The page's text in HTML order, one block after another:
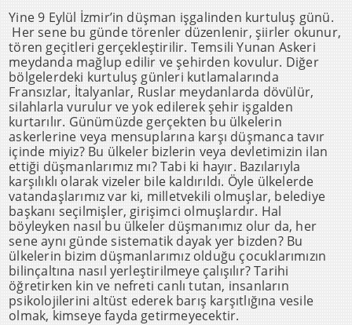
Yine 9 Eylül İzmir’in düşman işgalinden kurtuluş günü.
Her sene bu günde törenler düzenlenir, şiirler okunur,
tören geçitleri gerçekleştirilir. Temsili Yunan Askeri
meydanda mağlup edilir ve şehirden kovulur. Diğer
bölgelerdeki kurtuluş günleri kutlamalarında
Fransızlar, İtalyanlar, Ruslar meydanlarda dövülür,
silahlarla vurulur ve yok edilerek şehir işgalden
kurtarılır. Günümüzde gerçekten bu ülkelerin
askerlerine veya mensuplarına karşı düşmanca tavır
içinde miyiz? Bu ülkeler bizlerin veya devletimizin ilan
ettiği düşmanlarımız mı? Tabi ki hayır. Bazılarıyla
karşılıklı olarak vizeler bile kaldırıldı. Öyle ülkelerde
vatandaşlarımız var ki, milletvekili olmuşlar, belediye
başkanı seçilmişler, girişimci olmuşlardır. Hal
böyleyken nasıl bu ülkeler düşmanımız olur da, her
sene aynı günde sistematik dayak yer bizden? Bu
ülkelerin bizim düşmanlarımız olduğu çocuklarımızın
bilinçaltına nasıl yerleştirilmeye çalışılır? Tarihi
öğretirken kin ve nefreti canlı tutan, insanların
psikolojilerini altüst ederek barış karşıtlığına vesile
olmak, kimseye fayda getirmeyecektir.